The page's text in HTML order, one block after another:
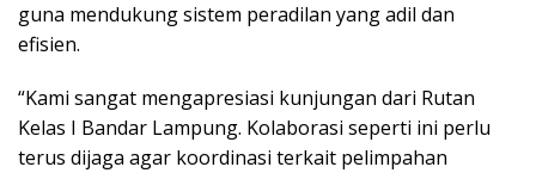
guna mendukung sistem peradilan yang adil dan
efisien.
“Kami sangat mengapresiasi kunjungan dari Rutan
Kelas I Bandar Lampung. Kolaborasi seperti ini perlu
terus dijaga agar koordinasi terkait pelimpahan